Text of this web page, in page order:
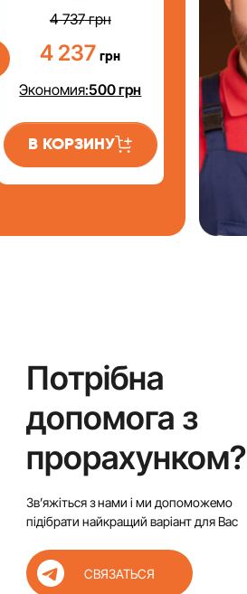
4 737грн
4 237 грн
Экономия:500грн
В КОРЗИНУ
Потрібна
допомога з
прорахунком?
Звʼяжіться з нами і ми допоможемо
підібрати найкращий варіант для Вас
СВЯЗАТЬСЯ